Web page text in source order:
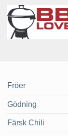
Fröer
Gödning
Färsk Chili